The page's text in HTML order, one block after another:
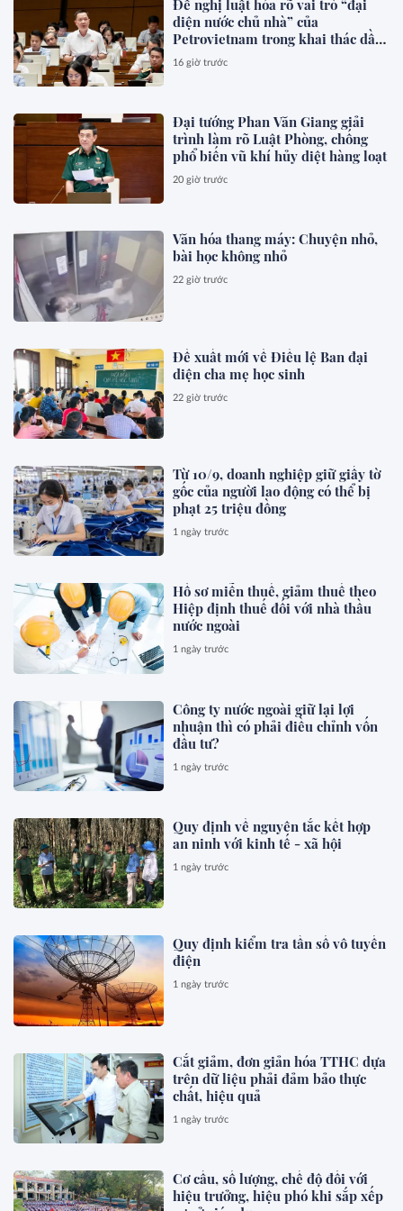
Đề nghị luật hóa rõ vai trò “đại
diện nước chủ nhà” của
Petrovietnam trong khai thác dầu
khí
16 giờ trước
Đại tướng Phan Văn Giang giải
trình làm rõ Luật Phòng, chống
phổ biến vũ khí hủy diệt hàng loạt
20 giờ trước
Văn hóa thang máy: Chuyện nhỏ,
bài học không nhỏ
22 giờ trước
Đề xuất mới về Điều lệ Ban đại
diện cha mẹ học sinh
22 giờ trước
Từ 10/9, doanh nghiệp giữ giấy tờ
gốc của người lao động có thể bị
phạt 25 triệu đồng
1 ngày trước
Hồ sơ miễn thuế, giảm thuế theo
Hiệp định thuế đối với nhà thầu
nước ngoài
1 ngày trước
Công ty nước ngoài giữ lại lợi
nhuận thì có phải điều chỉnh vốn
đầu tư?
1 ngày trước
Quy định về nguyên tắc kết hợp
an ninh với kinh tế - xã hội
1 ngày trước
Quy định kiểm tra tần số vô tuyến
điện
1 ngày trước
Cắt giảm, đơn giản hóa TTHC dựa
trên dữ liệu phải đảm bảo thực
chất, hiệu quả
1 ngày trước
Cơ cấu, số lượng, chế độ đối với
hiệu trưởng, hiệu phó khi sắp xếp